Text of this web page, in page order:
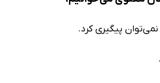
پیگیری کرد.